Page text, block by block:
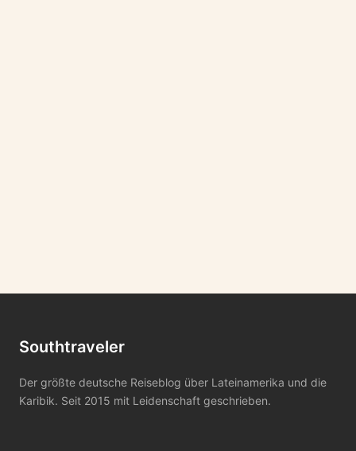
Southtraveler
Der größte deutsche Reiseblog über Lateinamerika und die
Karibik. Seit 2015 mit Leidenschaft geschrieben.